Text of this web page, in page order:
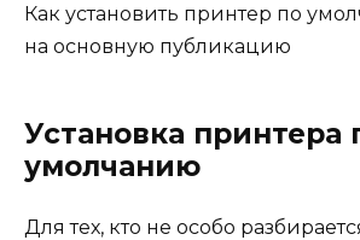
Как установить принтер по
на основную публикацию
Установка принтера
умолчанию
Для тех, кто не особо